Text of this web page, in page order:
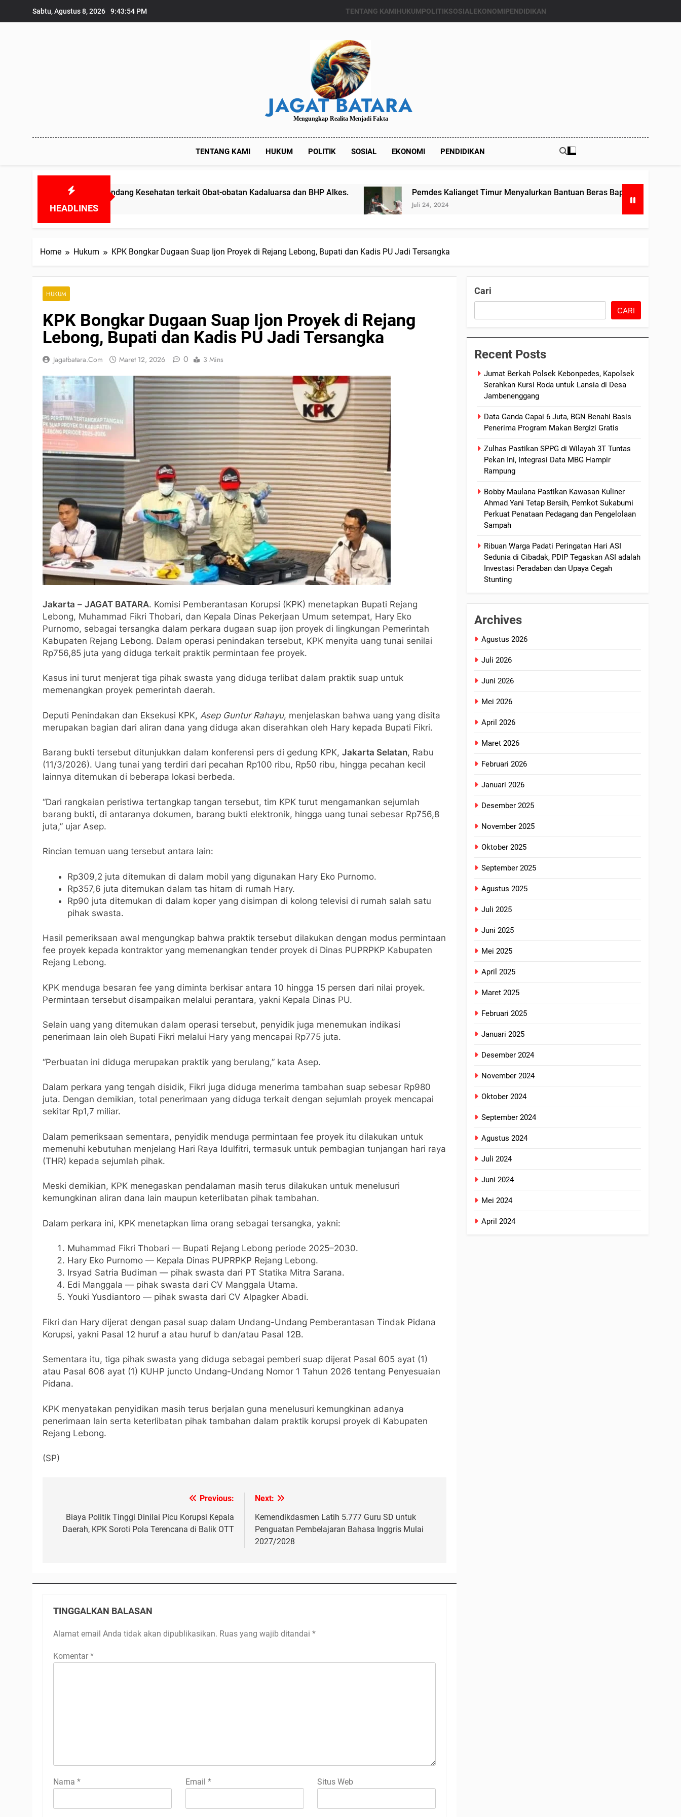
Sabtu, Agustus 8, 2026 9:43:54 PM TENTANG KAMIHUKUMPOLITIKSOSIALEKONOMIPENDIDIKAN
JAGAT BATARA
Mengungkap Realita Menjadi Fakta
TENTANG KAMI HUKUM POLITIK SOSIAL EKONOMI PENDIDIKAN
HEADLINES
Undang undang Kesehatan terkait Obat-obatan Kadaluarsa dan BHP Alkes. Pemdes Kalianget Timur Menyalurkan Bantuan Beras Bapang (Bantuan Pangan) ke
Juli 24, 2024
Home Hukum KPK Bongkar Dugaan Suap Ijon Proyek di Rejang Lebong, Bupati dan Kadis PU Jadi Tersangka
HUKUM
KPK Bongkar Dugaan Suap Ijon Proyek di Rejang
Lebong, Bupati dan Kadis PU Jadi Tersangka
Jagatbatara.com Maret 12, 2026 0 3 Mins
Jakarta – JAGAT BATARA. Komisi Pemberantasan Korupsi (KPK) menetapkan Bupati Rejang
Lebong, Muhammad Fikri Thobari, dan Kepala Dinas Pekerjaan Umum setempat, Hary Eko
Purnomo, sebagai tersangka dalam perkara dugaan suap ijon proyek di lingkungan Pemerintah
Kabupaten Rejang Lebong. Dalam operasi penindakan tersebut, KPK menyita uang tunai senilai
Rp756,85 juta yang diduga terkait praktik permintaan fee proyek.
Kasus ini turut menjerat tiga pihak swasta yang diduga terlibat dalam praktik suap untuk
memenangkan proyek pemerintah daerah.
Deputi Penindakan dan Eksekusi KPK, Asep Guntur Rahayu, menjelaskan bahwa uang yang disita
merupakan bagian dari aliran dana yang diduga akan diserahkan oleh Hary kepada Bupati Fikri.
Barang bukti tersebut ditunjukkan dalam konferensi pers di gedung KPK, Jakarta Selatan, Rabu
(11/3/2026). Uang tunai yang terdiri dari pecahan Rp100 ribu, Rp50 ribu, hingga pecahan kecil
lainnya ditemukan di beberapa lokasi berbeda.
“Dari rangkaian peristiwa tertangkap tangan tersebut, tim KPK turut mengamankan sejumlah
barang bukti, di antaranya dokumen, barang bukti elektronik, hingga uang tunai sebesar Rp756,8
juta,” ujar Asep.
Rincian temuan uang tersebut antara lain:
Rp309,2 juta ditemukan di dalam mobil yang digunakan Hary Eko Purnomo.
Rp357,6 juta ditemukan dalam tas hitam di rumah Hary.
Rp90 juta ditemukan di dalam koper yang disimpan di kolong televisi di rumah salah satu
pihak swasta.
Hasil pemeriksaan awal mengungkap bahwa praktik tersebut dilakukan dengan modus permintaan
fee proyek kepada kontraktor yang memenangkan tender proyek di Dinas PUPRPKP Kabupaten
Rejang Lebong.
KPK menduga besaran fee yang diminta berkisar antara 10 hingga 15 persen dari nilai proyek.
Permintaan tersebut disampaikan melalui perantara, yakni Kepala Dinas PU.
Selain uang yang ditemukan dalam operasi tersebut, penyidik juga menemukan indikasi
penerimaan lain oleh Bupati Fikri melalui Hary yang mencapai Rp775 juta.
“Perbuatan ini diduga merupakan praktik yang berulang,” kata Asep.
Dalam perkara yang tengah disidik, Fikri juga diduga menerima tambahan suap sebesar Rp980
juta. Dengan demikian, total penerimaan yang diduga terkait dengan sejumlah proyek mencapai
sekitar Rp1,7 miliar.
Dalam pemeriksaan sementara, penyidik menduga permintaan fee proyek itu dilakukan untuk
memenuhi kebutuhan menjelang Hari Raya Idulfitri, termasuk untuk pembagian tunjangan hari raya
(THR) kepada sejumlah pihak.
Meski demikian, KPK menegaskan pendalaman masih terus dilakukan untuk menelusuri
kemungkinan aliran dana lain maupun keterlibatan pihak tambahan.
Dalam perkara ini, KPK menetapkan lima orang sebagai tersangka, yakni:
Muhammad Fikri Thobari — Bupati Rejang Lebong periode 2025–2030.
Hary Eko Purnomo — Kepala Dinas PUPRPKP Rejang Lebong.
Irsyad Satria Budiman — pihak swasta dari PT Statika Mitra Sarana.
Edi Manggala — pihak swasta dari CV Manggala Utama.
Youki Yusdiantoro — pihak swasta dari CV Alpagker Abadi.
Fikri dan Hary dijerat dengan pasal suap dalam Undang-Undang Pemberantasan Tindak Pidana
Korupsi, yakni Pasal 12 huruf a atau huruf b dan/atau Pasal 12B.
Sementara itu, tiga pihak swasta yang diduga sebagai pemberi suap dijerat Pasal 605 ayat (1)
atau Pasal 606 ayat (1) KUHP juncto Undang-Undang Nomor 1 Tahun 2026 tentang Penyesuaian
Pidana.
KPK menyatakan penyidikan masih terus berjalan guna menelusuri kemungkinan adanya
penerimaan lain serta keterlibatan pihak tambahan dalam praktik korupsi proyek di Kabupaten
Rejang Lebong.
(SP)
pos
Previous:
Biaya Politik Tinggi Dinilai Picu Korupsi Kepala
Daerah, KPK Soroti Pola Terencana di Balik OTT
Next:
Kemendikdasmen Latih 5.777 Guru SD untuk
Penguatan Pembelajaran Bahasa Inggris Mulai
2027/2028
TINGGALKAN BALASAN
Alamat email Anda tidak akan dipublikasikan. Ruas yang wajib ditandai *
Komentar *
Nama * Email * Situs Web
Cari
CARI
Recent Posts
Jumat Berkah Polsek Kebonpedes, Kapolsek
Serahkan Kursi Roda untuk Lansia di Desa
Jambenenggang
Data Ganda Capai 6 Juta, BGN Benahi Basis
Penerima Program Makan Bergizi Gratis
Zulhas Pastikan SPPG di Wilayah 3T Tuntas
Pekan Ini, Integrasi Data MBG Hampir
Rampung
Bobby Maulana Pastikan Kawasan Kuliner
Ahmad Yani Tetap Bersih, Pemkot Sukabumi
Perkuat Penataan Pedagang dan Pengelolaan
Sampah
Ribuan Warga Padati Peringatan Hari ASI
Sedunia di Cibadak, PDIP Tegaskan ASI adalah
Investasi Peradaban dan Upaya Cegah
Stunting
Archives
Agustus 2026
Juli 2026
Juni 2026
Mei 2026
April 2026
Maret 2026
Februari 2026
Januari 2026
Desember 2025
November 2025
Oktober 2025
September 2025
Agustus 2025
Juli 2025
Juni 2025
Mei 2025
April 2025
Maret 2025
Februari 2025
Januari 2025
Desember 2024
November 2024
Oktober 2024
September 2024
Agustus 2024
Juli 2024
Juni 2024
Mei 2024
April 2024